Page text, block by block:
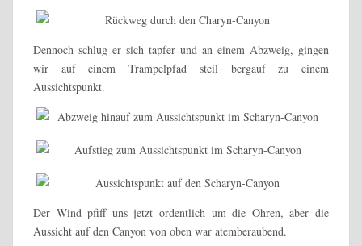
Dennoch schlug er sich tapfer und an einem Abzweig, gingen
wir auf einem Trampelpfad steil bergauf zu einem
Aussichtspunkt.
Der Wind pfiff uns jetzt ordentlich um die Ohren, aber die
Aussicht auf den Canyon von oben war atemberaubend.